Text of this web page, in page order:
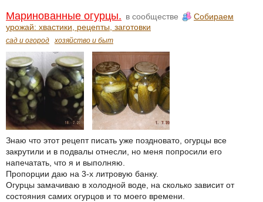
Маринованные огурцы. в сообществе
Собираем
урожай: хвастики, рецепты, заготовки
сад и огород хозяйство и быт
Знаю что этот рецепт писать уже поздновато, огурцы все
закрутили и в подвалы отнесли, но меня попросили его
напечатать, что я и выполняю.
Пропорции даю на 3-х литровую банку.
Огурцы замачиваю в холодной воде, на сколько зависит от
состояния самих огурцов и то моего времени.